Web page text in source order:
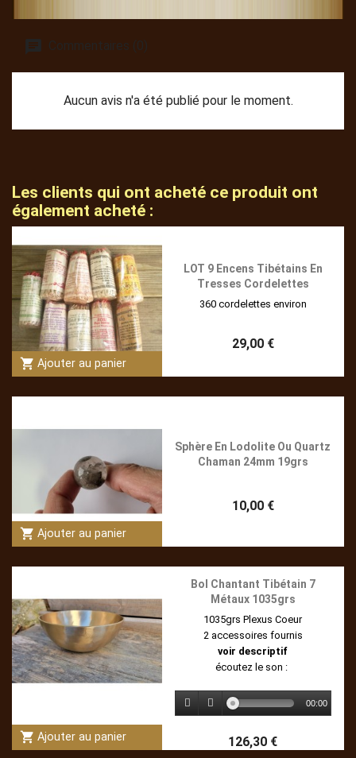
Commentaires (0)
Aucun avis n'a été publié pour le moment.
Les clients qui ont acheté ce produit ont
également acheté :
shopping_cart Ajouter au panier
LOT 9 Encens Tibétains En
Tresses Cordelettes
360 cordelettes environ
29,00 €
shopping_cart Ajouter au panier
Sphère En Lodolite Ou Quartz
Chaman 24mm 19grs
10,00 €
shopping_cart Ajouter au panier
Bol Chantant Tibétain 7
Métaux 1035grs
1035grs Plexus Coeur
2 accessoires fournis
voir descriptif
écoutez le son :
00:00
126,30 €